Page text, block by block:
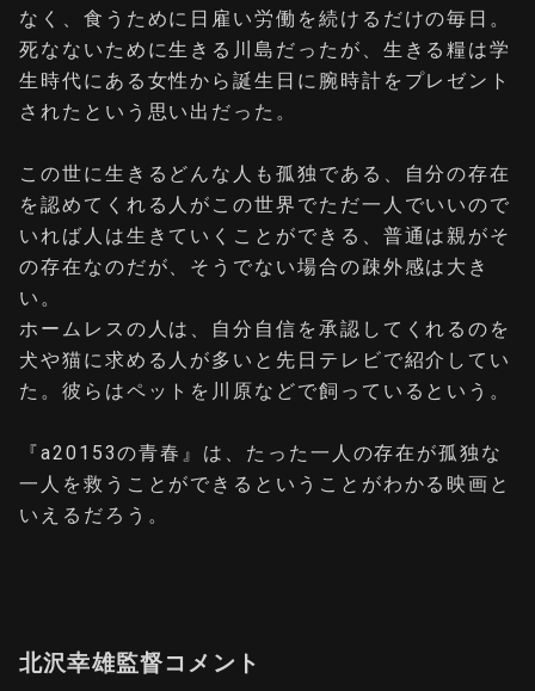
なく、食うために日雇い労働を続けるだけの毎日。
死なないために生きる川島だったが、生きる糧は学
生時代にある女性から誕生日に腕時計をプレゼント
されたという思い出だった。
この世に生きるどんな人も孤独である、自分の存在
を認めてくれる人がこの世界でただ一人でいいので
いれば人は生きていくことができる、普通は親がそ
の存在なのだが、そうでない場合の疎外感は大き
い。
ホームレスの人は、自分自信を承認してくれるのを
犬や猫に求める人が多いと先日テレビで紹介してい
た。彼らはペットを川原などで飼っているという。
『a20153の青春』は、たった一人の存在が孤独な
一人を救うことができるということがわかる映画と
いえるだろう。
北沢幸雄監督コメント